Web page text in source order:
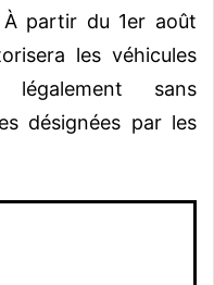
À partir du 1er août
les véhicules
sans
désignées par les